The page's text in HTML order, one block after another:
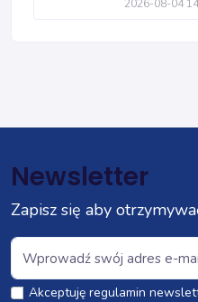
2026-08-04
Newsletter
Zapisz się aby
Akceptuję regulamin